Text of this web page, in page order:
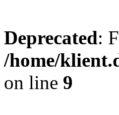
Deprecated:
/home/
on line 9